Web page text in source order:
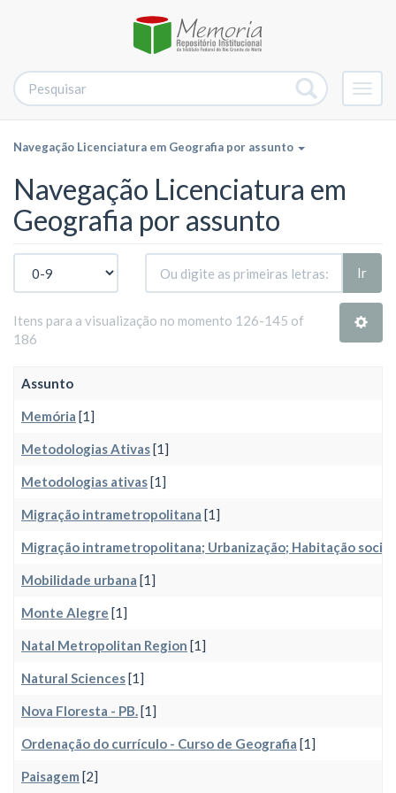
Navegação Licenciatura em Geografia por assunto
Navegação Licenciatura em
Geografia por assunto
Ir
Itens para a visualização no momento 126-145 of
186
Assunto
Memória [1]
Metodologias Ativas[1]
Metodologias ativas[1]
Migração intrametropolitana [1]
Migração intrametropolitana; Urbanização; Habitação
Mobilidade urbana [1]
Monte Alegre [1]
Natal Metropolitan Region [1]
Natural Sciences[1]
Nova Floresta - PB.[1]
Ordenação do currículo - Curso de Geografia [1]
Paisagem [2]